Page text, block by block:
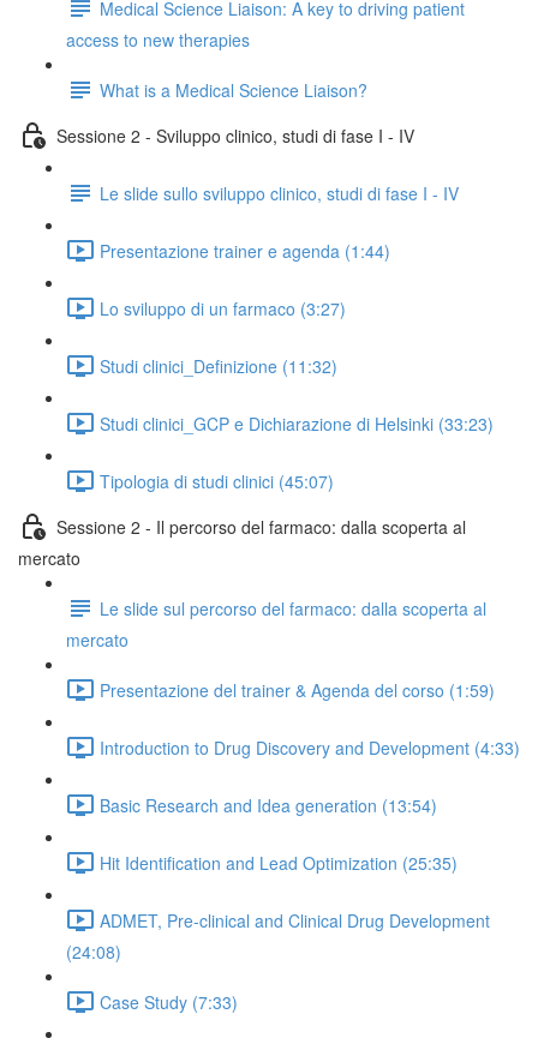
Medical Science Liaison: A key to driving patient
access to new therapies
What is a Medical Science Liaison?
Sessione 2 - Sviluppo clinico, studi di fase I - IV
Le slide sullo sviluppo clinico, studi di fase I - IV
Presentazione trainer e agenda (1:44)
Lo sviluppo di un farmaco (3:27)
Studi clinici_Definizione (11:32)
Studi clinici_GCP e Dichiarazione di Helsinki (33:23)
Tipologia di studi clinici (45:07)
Sessione 2 - Il percorso del farmaco: dalla scoperta al
mercato
Le slide sul percorso del farmaco: dalla scoperta al
mercato
Presentazione del trainer & Agenda del corso (1:59)
Introduction to Drug Discovery and Development (4:33)
Basic Research and Idea generation (13:54)
Hit Identification and Lead Optimization (25:35)
ADMET, Pre-clinical and Clinical Drug Development
(24:08)
Case Study (7:33)